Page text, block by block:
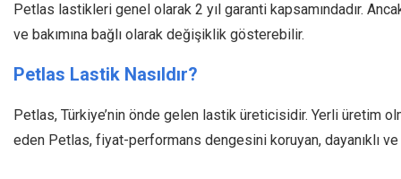
Petlas lastikleri genel olarak 2 yıl garanti kapsamındadır.
ve bakımına bağlı olarak değişiklik gösterebilir.
Petlas Lastik Nasıldır?
Petlas, Türkiye’nin önde gelen lastik üreticisidir. Yerli üretim
eden Petlas, fiyat-performans dengesini koruyan, dayanıklı